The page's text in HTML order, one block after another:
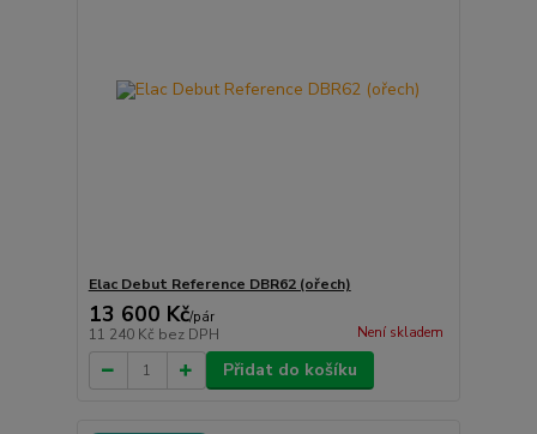
Elac Debut Reference DBR62 (ořech)
13 600 Kč/pár
11 240 Kč bez DPH Není skladem
Přidat do košíku